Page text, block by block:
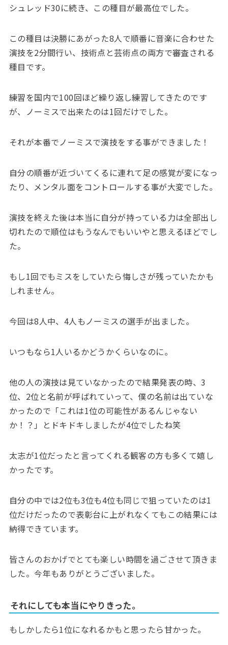
シュレッド30に続き、この種目が最高位でした。
この種目は決勝にあがった8人で順番に音楽に合わせた
演技を2分間行い、技術点と芸術点の両方で審査される
種目です。
練習を国内で100回ほど繰り返し練習してきたのです
が、ノーミスで出来たのは1回だけでした。
それが本番でノーミスで演技をする事ができました！
自分の順番が近づいてくるに連れて足の感覚が変になっ
たり、メンタル面をコントロールする事が大変でした。
演技を終えた後は本当に自分が持っている力は全部出し
切れたので順位はもうなんでもいいやと思えるほどでし
た。
もし1回でもミスをしていたら悔しさが残っていたかも
しれません。
今回は8人中、4人もノーミスの選手が出ました。
いつもなら1人いるかどうかくらいなのに。
他の人の演技は見ていなかったので結果発表の時、3
位、2位と名前が呼ばれていって、僕の名前は出ていな
かったので「これは1位の可能性があるんじゃない
か！？」とドキドキしましたが4位でしたね笑
太志が1位だったと言ってくれる観客の方も多くて嬉し
かったです。
自分の中では2位も3位も4位も同じで狙っていたのは1
位だけだったので表彰台に上がれなくてもこの結果には
納得できています。
皆さんのおかげでとても楽しい時間を過ごさせて頂きま
した。今年もありがとうございました。
それにしても本当にやりきった。
もしかしたら1位になれるかもと思ったら甘かった。